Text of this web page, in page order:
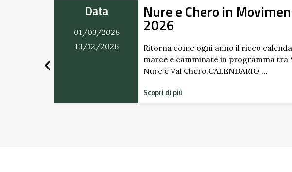
Nure e Chero in Movimento
Ritorna come ogni anno il ricco calendario di
marce e camminate in programma tra Val
Nure e Val Chero.CALENDARIO …
Data
31/12/2026